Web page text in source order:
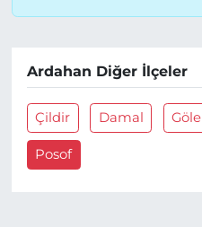
Ardahan Diğer İlçeler
Çildir Damal Göle
Posof